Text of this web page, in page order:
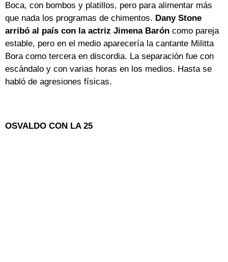
Boca, con bombos y platillos, pero para alimentar más
que nada los programas de chimentos. Dany Stone
arribó al país con la actriz Jimena Barón como pareja
estable, pero en el medio aparecería la cantante Militta
Bora como tercera en discordia. La separación fue con
escándalo y con varias horas en los medios. Hasta se
habló de agresiones físicas.
OSVALDO CON LA 25